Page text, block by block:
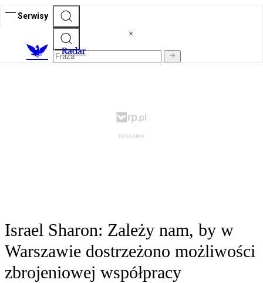
Serwisy
Radar
Israel Sharon: Zależy nam, by w
Warszawie dostrzeżono możliwości
zbrojeniowej współpracy